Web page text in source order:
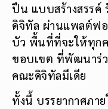
ปืน แบบสร้างสรรค์
ดิจิทัล ผ่านแพลต์ฟอ
บัว พื้นที่ที่จะให้ทุกค
ขอบเขต ที่พัฒนาร่
คณะดิจิทัลมีเดีย
ทั้งนี้ บรรยากาศภา